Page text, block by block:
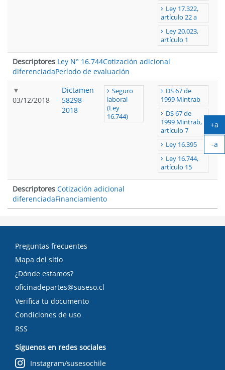
Ley 17.322,
artículo 22 a
Ley 20.023,
artículo 1
Descriptores Ley N° 16.744Cotización adicional
diferenciadaPeríodo de evaluación
03/12/2018
Dictamen
58298-
2018
Seguro
laboral
(Ley
16.744)
DS 67 de
1999 Mintrab
DS 67 de
1999 Mintrab,
artículo 7
Ley 16.395
Ley 16.744,
artículo 15
Descriptores Cotización adicional
diferenciadaFinanciamiento
Preguntas frecuentes
Mapa del sitio
¿Dónde estamos?
oficinadepartes@suseso.cl
Verifica tu documento
Condiciones de uso
RSS
Síguenos en redes sociales
Instagram/susesochile
+a
-a